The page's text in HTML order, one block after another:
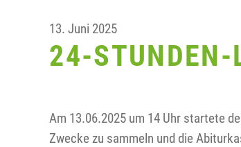
13. Juni 2025
24-STUNDEN-
Am 13.06.2025 um 14 Uhr startete
Zwecke zu sammeln und die